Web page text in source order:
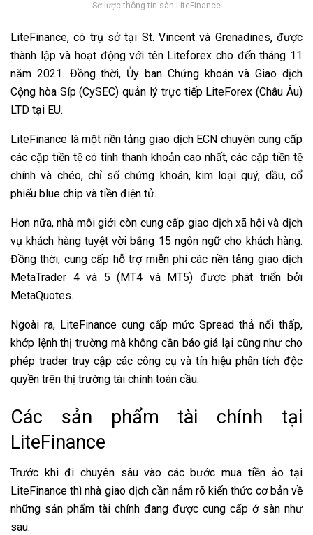
Sơ lược thông tin sàn LiteFinance
LiteFinance, có trụ sở tại St. Vincent và Grenadines, được
thành lập và hoạt động với tên Liteforex cho đến tháng 11
năm 2021. Đồng thời, Ủy ban Chứng khoán và Giao dịch
Cộng hòa Síp (CySEC) quản lý trực tiếp LiteForex (Châu Âu)
LTD tại EU.
LiteFinance là một nền tảng giao dịch ECN chuyên cung cấp
các cặp tiền tệ có tính thanh khoản cao nhất, các cặp tiền tệ
chính và chéo, chỉ số chứng khoán, kim loại quý, dầu, cổ
phiếu blue chip và tiền điện tử.
Hơn nữa, nhà môi giới còn cung cấp giao dịch xã hội và dịch
vụ khách hàng tuyệt vời bằng 15 ngôn ngữ cho khách hàng.
Đồng thời, cung cấp hỗ trợ miễn phí các nền tảng giao dịch
MetaTrader 4 và 5 (MT4 và MT5) được phát triển bởi
MetaQuotes.
Ngoài ra, LiteFinance cung cấp mức Spread thả nổi thấp,
khớp lệnh thị trường mà không cần báo giá lại cũng như cho
phép trader truy cập các công cụ và tín hiệu phân tích độc
quyền trên thị trường tài chính toàn cầu.
Các sản phẩm tài chính tại
LiteFinance
Trước khi đi chuyên sâu vào các bước mua tiền ảo tại
LiteFinance thì nhà giao dịch cần nắm rõ kiến thức cơ bản về
những sản phẩm tài chính đang được cung cấp ở sàn như
sau: